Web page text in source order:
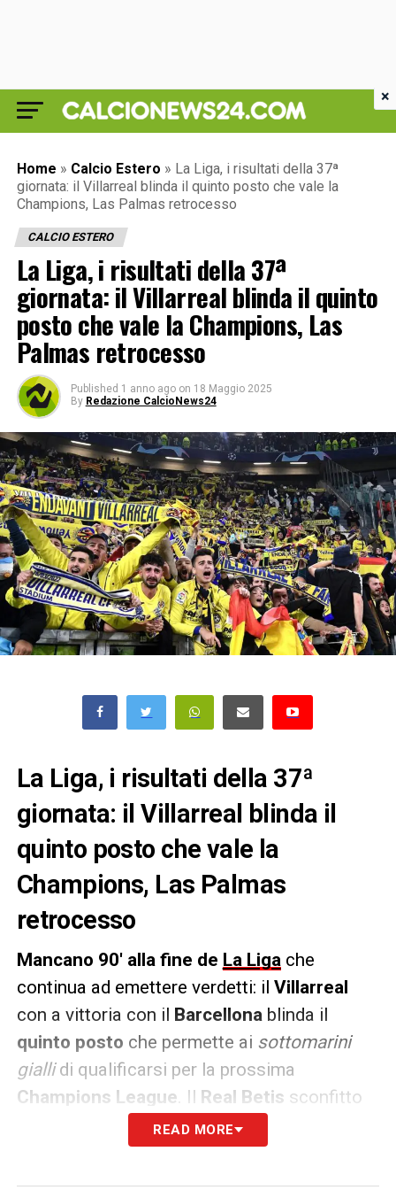
Home » Calcio Estero » La Liga, i risultati della 37ª
giornata: il Villarreal blinda il quinto posto che vale la
Champions, Las Palmas retrocesso
CALCIO ESTERO
La Liga, i risultati della 37ª
giornata: il Villarreal blinda il quinto
posto che vale la Champions, Las
Palmas retrocesso
Published 1 anno ago on 18 Maggio 2025
By Redazione CalcioNews24
La Liga, i risultati della 37ª
giornata: il Villarreal blinda il
quinto posto che vale la
Champions, Las Palmas
retrocesso
Mancano 90′ alla fine de La Liga che
continua ad emettere verdetti: il Villarreal
con a vittoria con il Barcellona blinda il
quinto posto che permette ai sottomarini
giallidi qualificarsi per la prossima
Champions League . Il Real Betis sconfitto
Atletico Madridsi deve così
dell’Europa League
READ MORE
×